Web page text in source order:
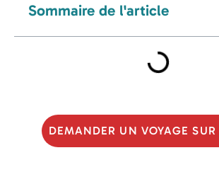
Sommaire de l'article
DEMANDER UN VOYAGE SUR